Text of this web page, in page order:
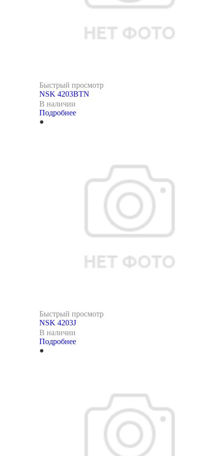
Быстрый просмотр
NSK 4203BTN
В наличии
Подробнее
Быстрый просмотр
NSK 4203J
В наличии
Подробнее